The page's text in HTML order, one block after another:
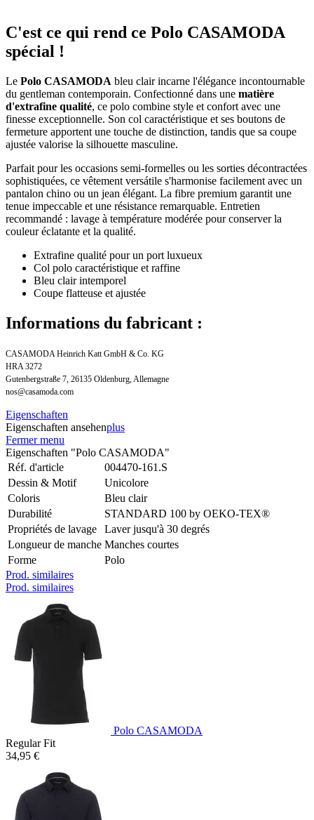
C'est ce qui rend ce Polo CASAMODA
spécial !
Le Polo CASAMODA bleu clair incarne l'élégance incontournable
du gentleman contemporain. Confectionné dans une matière
d'extrafine qualité, ce polo combine style et confort avec une
finesse exceptionnelle. Son col caractéristique et ses boutons de
fermeture apportent une touche de distinction, tandis que sa coupe
ajustée valorise la silhouette masculine.
Parfait pour les occasions semi-formelles ou les sorties décontractées
sophistiquées, ce vêtement versátile s'harmonise facilement avec un
pantalon chino ou un jean élégant. La fibre premium garantit une
tenue impeccable et une résistance remarquable. Entretien
recommandé : lavage à température modérée pour conserver la
couleur éclatante et la qualité.
Extrafine qualité pour un port luxueux
Col polo caractéristique et raffine
Bleu clair intemporel
Coupe flatteuse et ajustée
Informations du fabricant :
CASAMODA Heinrich Katt GmbH & Co. KG
HRA 3272
Gutenbergstraße 7, 26135 Oldenburg, Allemagne
nos@casamoda.com
Eigenschaften
Eigenschaften ansehenplus
Fermer menu
Eigenschaften "Polo CASAMODA"
Réf. d'article
004470-161.S
Dessin & Motif
Unicolore
Coloris
Bleu clair
Durabilité
STANDARD 100 by OEKO-TEX®
Propriétés de lavage
Laver jusqu'à 30 degrés
Longueur de manche Manches courtes
Forme
Polo
Prod. similaires
Prod. similaires
Polo CASAMODA
Regular Fit
34,95 €